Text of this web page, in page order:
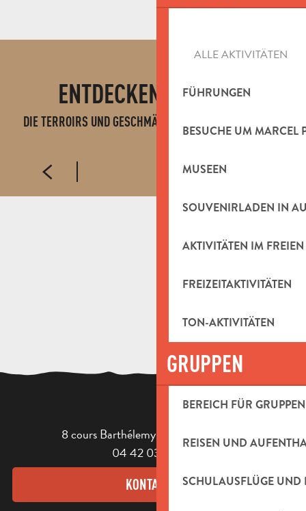
ALLE AKTIVITÄTEN
FÜHRUNGEN
BESUCHE UM MARCEL
MUSEEN
SOUVENIRLADEN IN
AKTIVITÄTEN IM FREIEN
FREIZEITAKTIVITÄTEN
TON-AKTIVITÄTEN
GRUPPEN
BEREICH FÜR GRUPPEN
REISEN UND
SCHULAUSFLÜGE UND
ENTDECKEN SIE AUCH
DIE TERROIRS UND GESCHMÄCKER DES PAYS D'AUBAGNE
8 cours Barthélemy - 13400 Aubagne
04 42 03 49 98
KONTAKT